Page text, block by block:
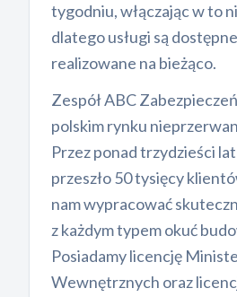
tygodniu, włączając w to
dlatego usługi są
realizowane na bieżąco.
Zespół ABC
polskim rynku
Przez ponad trzydzieści
przeszło 50 tysięcy
nam wypracować
z każdym typem okuć
Posiadamy licencję
Wewnętrznych oraz